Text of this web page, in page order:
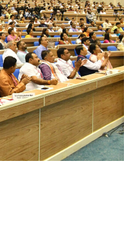
जीसी के 15 सदस्यों के चुनाव
से विस्तार, 16 संस्थान संबद्ध; 350
प्रवेश